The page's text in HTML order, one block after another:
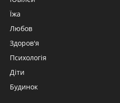
Їжа
Любов
Здоров'я
Психологія
Діти
Будинок